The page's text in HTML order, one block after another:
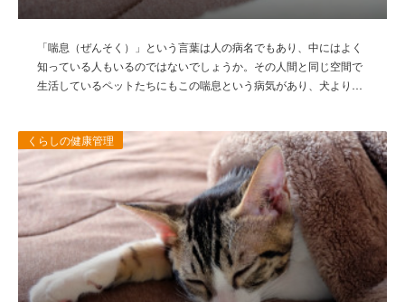
「喘息（ぜんそく）」という言葉は人の病名でもあり、中にはよく
知っている人もいるのではないでしょうか。その人間と同じ空間で
生活しているペットたちにもこの喘息という病気があり、犬より…
くらしの健康管理